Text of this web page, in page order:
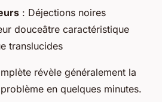
: Déjections noires
douceâtre caractéristique
translucides
révèle généralement la
en quelques minutes.